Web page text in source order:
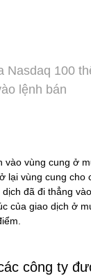
Nasdaq 100
lệnh bán
vào vùng cung ở
lại vùng cung cho
đã đi thẳng
của giao dịch ở
công ty